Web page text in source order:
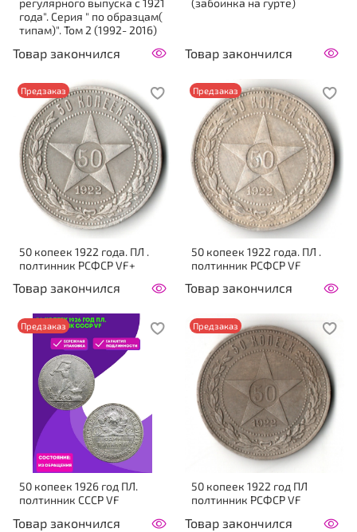
года". Серия " по образцам(
типам)". Том 2 (1992- 2016)
Товар закончился Товар закончился
Предзаказ
50 копеек 1922 года. ПЛ .
полтинник РСФСР VF+
Товар закончился
Предзаказ
50 копеек 1922 года. ПЛ .
полтинник РСФСР VF
Товар закончился
Предзаказ
50 копеек 1926 год ПЛ.
полтинник CCСР VF
Товар закончился
Предзаказ
50 копеек 1922 год ПЛ
полтинник РСФСР VF
Товар закончился